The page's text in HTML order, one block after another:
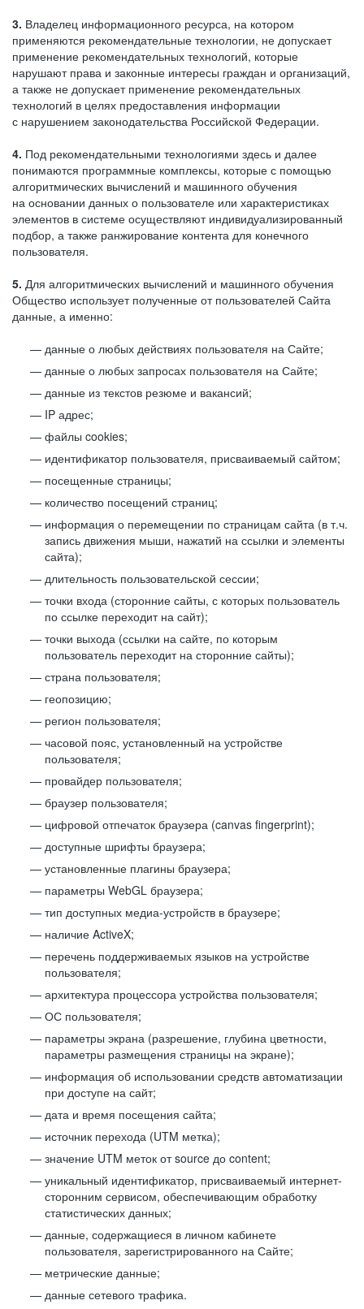
3. Владелец информационного ресурса, на котором
применяются рекомендательные технологии, не допускает
применение рекомендательных технологий, которые
нарушают права и законные интересы граждан и организаций,
а также не допускает применение рекомендательных
технологий в целях предоставления информации
с нарушением законодательства Российской Федерации.
4. Под рекомендательными технологиями здесь и далее
понимаются программные комплексы, которые с помощью
алгоритмических вычислений и машинного обучения
на основании данных о пользователе или характеристиках
элементов в системе осуществляют индивидуализированный
подбор, а также ранжирование контента для конечного
пользователя.
5. Для алгоритмических вычислений и машинного обучения
Общество использует полученные от пользователей Сайта
данные, а именно:
данные о любых действиях пользователя на Сайте;
данные о любых запросах пользователя на Сайте;
данные из текстов резюме и вакансий;
IP адрес;
файлы cookies;
идентификатор пользователя, присваиваемый сайтом;
посещенные страницы;
количество посещений страниц;
информация о перемещении по страницам сайта (в т.ч.
запись движения мыши, нажатий на ссылки и элементы
сайта);
длительность пользовательской сессии;
точки входа (сторонние сайты, с которых пользователь
по ссылке переходит на сайт);
точки выхода (ссылки на сайте, по которым
пользователь переходит на сторонние сайты);
страна пользователя;
геопозицию;
регион пользователя;
часовой пояс, установленный на устройстве
пользователя;
провайдер пользователя;
браузер пользователя;
цифровой отпечаток браузера (canvas fingerprint);
доступные шрифты браузера;
установленные плагины браузера;
параметры WebGL браузера;
тип доступных медиа-устройств в браузере;
наличие ActiveX;
перечень поддерживаемых языков на устройстве
пользователя;
архитектура процессора устройства пользователя;
ОС пользователя;
параметры экрана (разрешение, глубина цветности,
параметры размещения страницы на экране);
информация об использовании средств автоматизации
при доступе на сайт;
дата и время посещения сайта;
источник перехода (UTM метка);
значение UTM меток от source до content;
уникальный идентификатор, присваиваемый интернет-
сторонним сервисом, обеспечивающим обработку
статистических данных;
данные, содержащиеся в личном кабинете
пользователя, зарегистрированного на Сайте;
метрические данные;
данные сетевого трафика.